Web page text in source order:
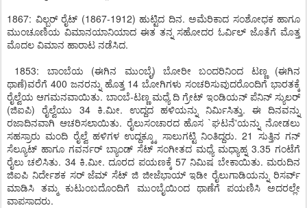
1867: ವಿಲ್ಬರ್ ರೈಟ್ (1867-1912) ಹುಟ್ಟಿದ ದಿನ. ಅಮೆರಿಕಾದ ಸಂಶೋಧಕ ಹಾಗೂ
ಮುಂಚೂಣಿಯ ವಿಮಾನಯಾನಿಯಾದ ಈತ ತನ್ನ ಸಹೋದರ ಓರ್ವಿಲ್ ಜೊತೆಗೆ ಮೊತ್ತ
ಮೊದಲ ವಿಮಾನ ಹಾರಾಟ ನಡೆಸಿದ.
1853: ಬಾಂಬೆಯ (ಈಗಿನ ಮುಂಬೈ) ಬೋರೀ ಬಂದರಿನಿಂದ ಟಣ್ಣ (ಈಗಿನ
ಥಾಣೆ)ವರೆಗೆ 400 ಜನರನ್ನು ಹೊತ್ತ 14 ಬೋಗಿಗಳು ಸಂಚರಿಸುವುದರೊಂದಿಗೆ ಭಾರತಕ್ಕೆ
ರೈಲ್ವೆಯ ಆಗಮನವಾಯಿತು. ಬಾಂಬೆ-ಟಣ್ಣ ಮಧ್ಯೆ ದಿ ಗ್ರೇಟ್ ಇಂಡಿಯನ್ ಪೆನಿನ್ ಸ್ಯುಲರ್
(ಜಿಐಪಿ) ರೈಲ್ವೆಯು 34 ಕಿ.ಮೀ. ಉದ್ದದ ಹಳಿಯನ್ನು ನಿರ್ಮಿಸಿತ್ತು. ಈ ದಿನವನ್ನು
ರಜಾದಿನವಾಗಿ ಆಚರಿಸಲಾಯಿತು. ರೈಲುಸಂಚಾರದ ಹೊಸ `ಘಟನೆ'ಯನ್ನು ನೋಡಲು
ಸಹಸ್ರಾರು ಮಂದಿ ರೈಲ್ವೆ ಹಳಿಗಳ ಉದ್ದಕ್ಕ್ಕೂ ಸಾಲುಗಟ್ಟಿ ನಿಂತಿದ್ದರು. 21 ಸುತ್ತಿನ ಗನ್
ಸೆಲ್ಯೂಟ್ ಹಾಗೂ ಗವರ್ನರ್ ಬ್ಯಾಂಡ್ ಸೆಟ್ ಸಂಗೀತದ ಮಧ್ಯೆ ಮಧ್ಯಾಹ್ನ 3.35 ಗಂಟೆಗೆ
ರೈಲು ಚಲಿಸಿತು. 34 ಕಿ.ಮೀ. ದೂರದ ಪಯಣಕ್ಕೆ 57 ನಿಮಿಷ ಬೇಕಾಯಿತು. ಮರುದಿನ
ಜಿಐಪಿ ನಿರ್ದೇಶಕ ಸರ್ ಜೆಮ್ ಸೆಟ್ ಜಿ ಜೀಜೆಭಾಯ್ ಇಡೀ ರೈಲುಗಾಡಿಯನ್ನು ರಿಸರ್ವ್
ಮಾಡಿಸಿ ತಮ್ಮ ಕುಟುಂಬದೊಂದಿಗೆ ಮುಂಬೈಯಿಂದ ಥಾಣೆಗೆ ಪಯಣಿಸಿ ಅದರಲ್ಲೇ
ವಾಪಸಾದರು.